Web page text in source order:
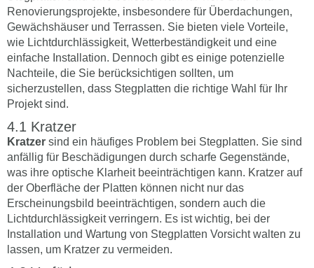
Renovierungsprojekte, insbesondere für Überdachungen,
Gewächshäuser und Terrassen. Sie bieten viele Vorteile,
wie Lichtdurchlässigkeit, Wetterbeständigkeit und eine
einfache Installation. Dennoch gibt es einige potenzielle
Nachteile, die Sie berücksichtigen sollten, um
sicherzustellen, dass Stegplatten die richtige Wahl für Ihr
Projekt sind.
Kratzer
Kratzer sind ein häufiges Problem bei Stegplatten. Sie sind
anfällig für Beschädigungen durch scharfe Gegenstände,
was ihre optische Klarheit beeinträchtigen kann. Kratzer auf
der Oberfläche der Platten können nicht nur das
Erscheinungsbild beeinträchtigen, sondern auch die
Lichtdurchlässigkeit verringern. Es ist wichtig, bei der
Installation und Wartung von Stegplatten Vorsicht walten zu
lassen, um Kratzer zu vermeiden.